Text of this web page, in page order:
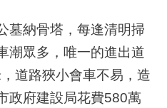
墓納骨塔，每逢清明掃
潮眾多，唯一的進出道
道路狹小會車不易，造
政府建設局花費580萬